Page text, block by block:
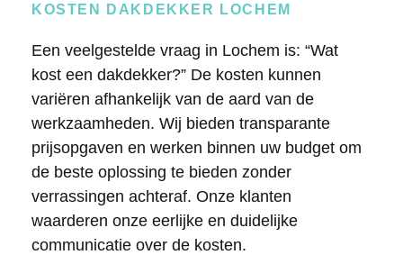
KOSTEN DAKDEKKER LOCHEM
Een veelgestelde vraag in Lochem is: “Wat
kost een dakdekker?” De kosten kunnen
variëren afhankelijk van de aard van de
werkzaamheden. Wij bieden transparante
prijsopgaven en werken binnen uw budget om
de beste oplossing te bieden zonder
verrassingen achteraf. Onze klanten
waarderen onze eerlijke en duidelijke
communicatie over de kosten.